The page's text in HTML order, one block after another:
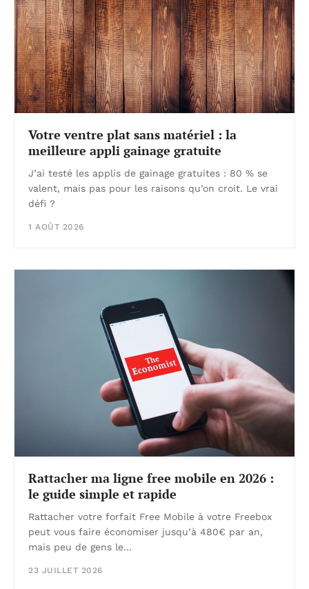
Votre ventre plat sans matériel : la
meilleure appli gainage gratuite
J’ai testé les applis de gainage gratuites : 80 % se
valent, mais pas pour les raisons qu’on croit. Le vrai
défi ?
1 AOÛT 2026
Rattacher ma ligne free mobile en 2026 :
le guide simple et rapide
Rattacher votre forfait Free Mobile à votre Freebox
peut vous faire économiser jusqu’à 480€ par an,
mais peu de gens le…
23 JUILLET 2026